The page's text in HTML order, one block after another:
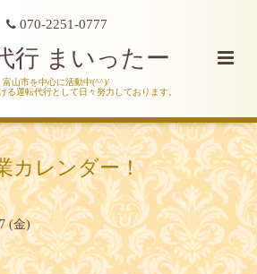
070-2251-0777
行 まいったー
富山市を中心に活動中(^^)/
る運転代行として日々努力しております。
カレンダー！
(金)